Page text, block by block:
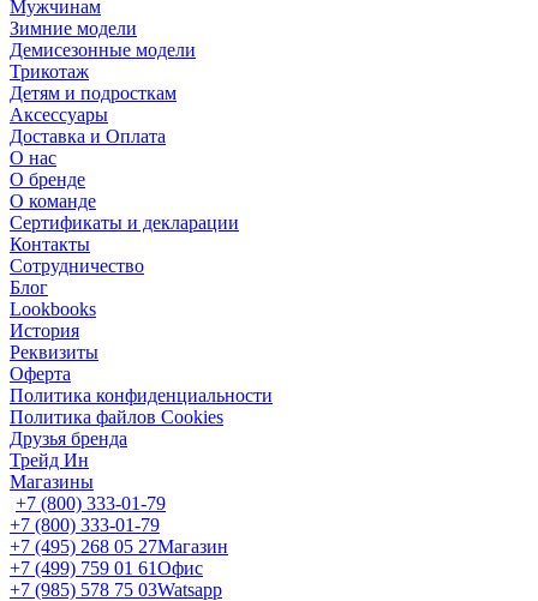
Мужчинам
Зимние модели
Демисезонные модели
Трикотаж
Детям и подросткам
Аксессуары
Доставка и Оплата
О нас
О бренде
О команде
Сертификаты и декларации
Контакты
Сотрудничество
Блог
Lookbooks
История
Реквизиты
Оферта
Политика конфиденциальности
Политика файлов Cookies
Друзья бренда
Трейд Ин
Магазины
+7 (800) 333-01-79
+7 (800) 333-01-79
+7 (495) 268 05 27Магазин
+7 (499) 759 01 61Офис
+7 (985) 578 75 03Watsapp